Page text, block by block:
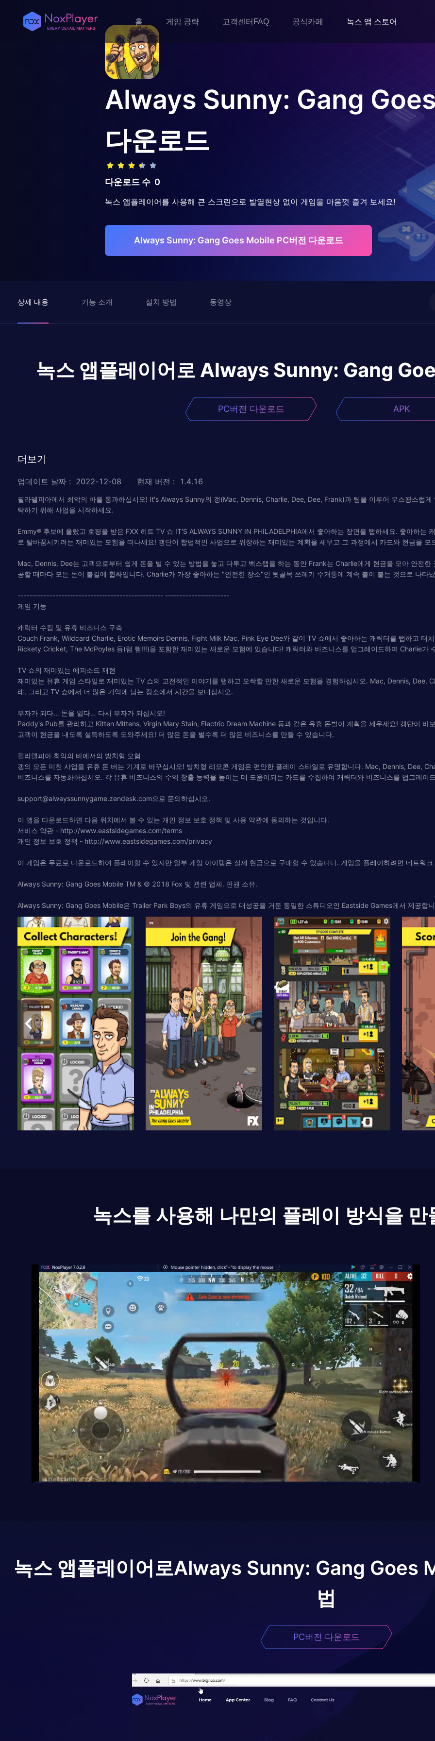
홈 게임 공략 고객센터FAQ 공식카페 녹스 앱 스토어
Always Sunny: Gang
다운로드
다운로드 수 0
녹스 앱플레이어를 사용해 큰 스크린으로 발열현상 없이 게임을 마음껏 즐겨 보세요!
Always Sunny: Gang Goes Mobile PC버전 다운로드
상세 내용 기능 소개 설치 방법 동영상
녹스 앱플레이어로 Always Sunny: Gang
PC버전 다운로드 APK
더보기
업데이트 날짜 : 2022-12-08 현재 버전 : 1.4.16
필라델피아에서 최악의 바를 통과하십시오! It's Always Sunny의 갱(Mac, Dennis, Charlie, Dee, Dee, Frank)과 팀을 이루어 우스꽝스럽
탁하기 위해 사업을 시작하세요.
Emmy® 후보에 올랐고 호평을 받은 FXX 히트 TV 쇼 IT'S ALWAYS SUNNY IN PHILADELPHIA에서 좋아하는 장면을 탭하세요. 좋아하는
로 탈바꿈시키려는 재미있는 모험을 떠나세요! 갱단이 합법적인 사업으로 위장하는 재미있는 계획을 세우고 그 과정에서 카드와 현금을 모
Mac, Dennis, Dee는 고객으로부터 쉽게 돈을 벌 수 있는 방법을 놓고 다투고 백스탭을 하는 동안 Frank는 Charlie에게 현금을 모아 안전
공할 때마다 모든 돈이 불길에 휩싸입니다. Charlie가 가장 좋아하는 "안전한 장소"인 뒷골목 쓰레기 수거통에 계속 불이 붙는 것으로 나타
-------------------------------------------------- ----------------------
게임 기능
캐릭터 수집 및 유휴 비즈니스 구축
Couch Frank, Wildcard Charlie, Erotic Memoirs Dennis, Fight Milk Mac, Pink Eye Dee와 같이 TV 쇼에서 좋아하는 캐릭터를 탭하고 터
Rickety Cricket, The McPoyles 등(럼 햄!!!)을 포함한 재미있는 새로운 모험에 있습니다! 캐릭터와 비즈니스를 업그레이드하여 Charlie가
TV 쇼의 재미있는 에피소드 재현
재미있는 유휴 게임 스타일로 재미있는 TV 쇼의 고전적인 이야기를 탭하고 오싹할 만한 새로운 모험을 경험하십시오. Mac, Dennis,
래, 그리고 TV 쇼에서 더 많은 기억에 남는 장소에서 시간을 보내십시오.
부자가 되다… 돈을 잃다… 다시 부자가 되십시오!
Paddy's Pub를 관리하고 Kitten Mittens, Virgin Mary Stain, Electric Dream Machine 등과 같은 유휴 돈벌이 계획을 세우세요! 갱단이 바
고객이 현금을 내도록 설득하도록 도와주세요! 더 많은 돈을 벌수록 더 많은 비즈니스를 만들 수 있습니다.
필라델피아 최악의 바에서의 방치형 모험
갱의 모든 미친 사업을 유휴 돈 버는 기계로 바꾸십시오! 방치형 리모콘 게임은 편안한 플레이 스타일로 유명합니다. Mac, Dennis, Dee,
비즈니스를 자동화하십시오. 각 유휴 비즈니스의 수익 창출 능력을 높이는 데 도움이되는 카드를 수집하여 캐릭터와 비즈니스를 업그레
support@alwayssunnygame.zendesk.com으로 문의하십시오.
이 앱을 다운로드하면 다음 위치에서 볼 수 있는 개인 정보 보호 정책 및 사용 약관에 동의하는 것입니다.
서비스 약관 - http://www.eastsidegames.com/terms
개인 정보 보호 정책 - http://www.eastsidegames.com/privacy
이 게임은 무료로 다운로드하여 플레이할 수 있지만 일부 게임 아이템은 실제 현금으로 구매할 수 있습니다. 게임을 플레이하려면 네트워
Always Sunny: Gang Goes Mobile TM & © 2018 Fox 및 관련 업체. 판권 소유.
Always Sunny: Gang Goes Mobile은 Trailer Park Boys의 유휴 게임으로 대성공을 거둔 동일한 스튜디오인 Eastside Games에서 제공합
녹스를 사용해 나만의 플레이 방식을
녹스 앱플레이어로Always Sunny: Gang Goes
법
PC버전 다운로드